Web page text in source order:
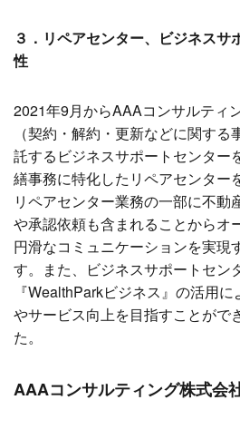
３．リペアセンター、ビジネスサ
性
2021年9月からAAAコンサルティ
（契約・解約・更新などに関す
託するビジネスサポートセンター
繕事務に特化したリペアセンター
リペアセンター業務の一部に不動
や承認依頼も含まれることからオ
円滑なコミュニケーションを実現
す。また、ビジネスサポートセン
『WealthParkビジネス』の活用
やサービス向上を目指すことがで
た。
AAAコンサルティング株式会